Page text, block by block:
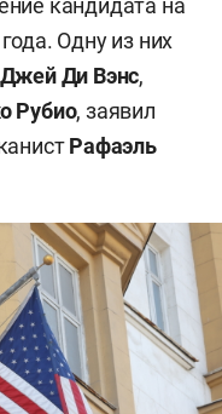
кандидата на
Одну из них
Джей Ди Вэнс,
Рубио, заявил
Рафаэль